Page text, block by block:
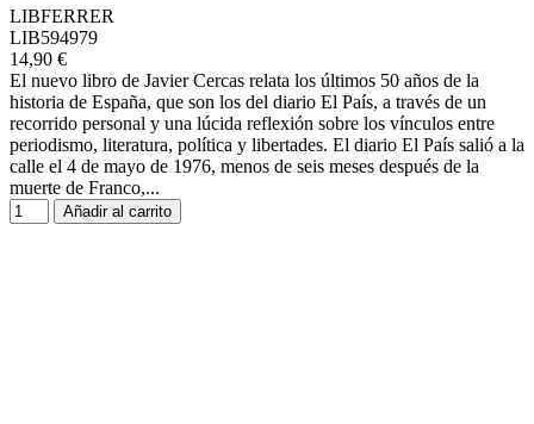
LIBFERRER
LIB594979
14,90 €
El nuevo libro de Javier Cercas relata los últimos 50 años de la
historia de España, que son los del diario El País, a través de un
recorrido personal y una lúcida reflexión sobre los vínculos entre
periodismo, literatura, política y libertades. El diario El País salió a la
calle el 4 de mayo de 1976, menos de seis meses después de la
muerte de Franco,...
Añadir al carrito